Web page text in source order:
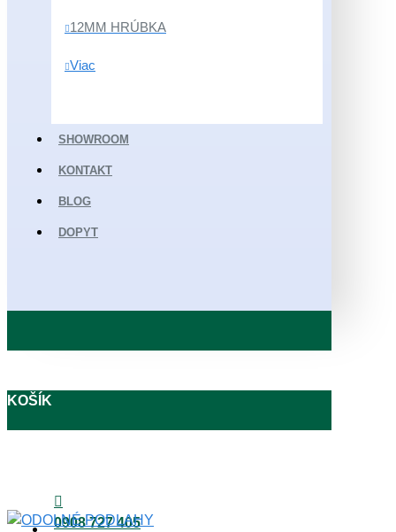
12MM HRÚBKA
Viac
SHOWROOM
KONTAKT
BLOG
DOPYT
KOŠÍK
0908 727 405